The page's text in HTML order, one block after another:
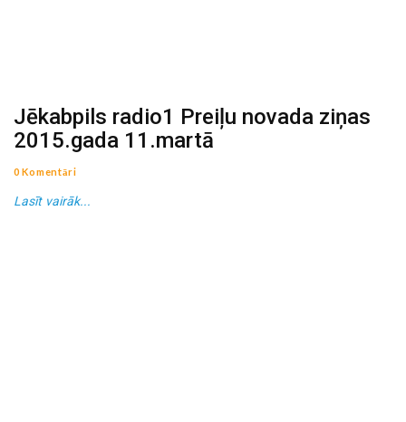
Jēkabpils radio1 Preiļu novada ziņas
2015.gada 11.martā
0 Komentāri
Lasīt vairāk...